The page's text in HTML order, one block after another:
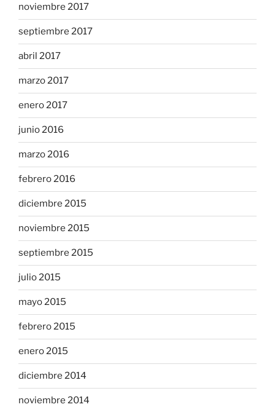
noviembre 2017
septiembre 2017
abril 2017
marzo 2017
enero 2017
junio 2016
marzo 2016
febrero 2016
diciembre 2015
noviembre 2015
septiembre 2015
julio 2015
mayo 2015
febrero 2015
enero 2015
diciembre 2014
noviembre 2014